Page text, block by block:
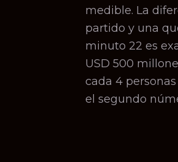
medible. La
partido y una
minuto 22 es
USD 500
cada 4
el segundo